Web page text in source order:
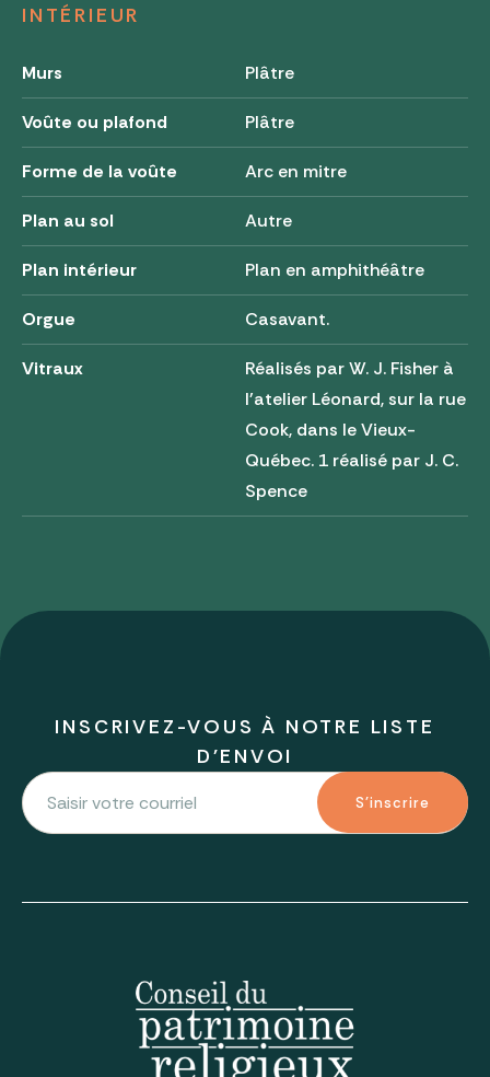
INTÉRIEUR
Murs Plâtre
Voûte ou plafond Plâtre
Forme de la voûte Arc en mitre
Plan au sol Autre
Plan intérieur Plan en amphithéâtre
Orgue Casavant.
Vitraux
Réalisés par W. J. Fisher à
l'atelier Léonard, sur la rue
Cook, dans le Vieux-
Québec. 1 réalisé par J. C.
Spence
INSCRIVEZ-VOUS À NOTRE LISTE
D'ENVOI
S'inscrire